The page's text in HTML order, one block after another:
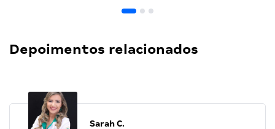
Depoimentos relacionados
Sarah C.